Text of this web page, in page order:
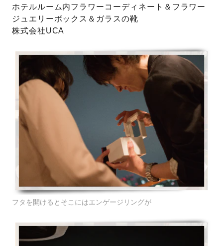
ホテルルーム内フラワーコーディネート＆フラワー
ジュエリーボックス＆ガラスの靴
株式会社UCA
フタを開けるとそこにはエンゲージリングが